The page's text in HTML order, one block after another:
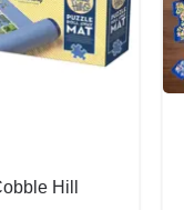
Hill